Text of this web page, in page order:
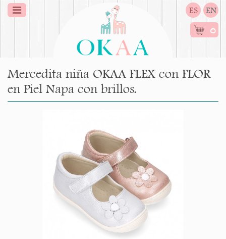
ES EN
0
Mercedita niña OKAA FLEX con FLOR
en Piel Napa con brillos.